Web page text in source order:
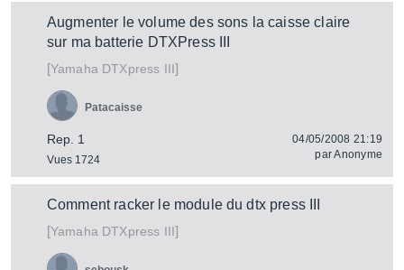
Augmenter le volume des sons la caisse claire
sur ma batterie DTXPress III
[Yamaha DTXpress III]
Rep. 1
Vues 1724
Patacaisse
04/05/2008 21:19
parAnonyme
Comment racker le module du dtx press III
[Yamaha DTXpress III]